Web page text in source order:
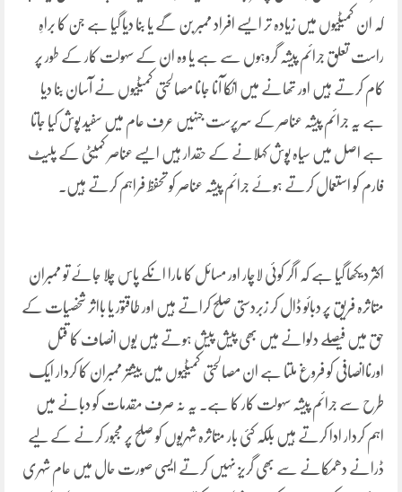
کہ ان کمیٹیوں میں زیادہ تر ایسے افراد ممبر بن گے یا بنا دیا گیا ہے جن کا براہِ
راست تعلق جرائم پیشہ گروہوں سے ہے یا وہ ان کے سہولت کار کے طور پر
کام کرتے ہیں اور تھانے میں انکا آنا جانا مصالحتی کمیٹیوں نے آسان بنا دیا
ہے یہ جرائم پیشہ عناصر کے سرپرست جنہیں عرف عام میں سفید پوش کیا جاتا
ہے اصل میں سیاہ پوش کہلانے کے حقدار ہیں ایسے عناصر کمیٹی کے پلیٹ
فارم کو استعمال کرتے ہوئے جرائم پیشہ عناصر کو تحفظ فراہم کرتے ہیں۔
اکثر دیکھا گیا ہے کہ اگر کوئی لاچار اور مسائل کا مارا انکے پاس چلا جائے تو ممبران
متاثرہ فریق پر دبائو ڈال کر زبردستی صلح کراتے ہیں اور طاقتور یا بااثر شخصیات کے
حق میں فیصلے دلوانے میں بھی پیش پیش ہوتے ہیں یوں انصاف کا قتل
اورناانصافی کو فروغ ملتا ہے ان مصالحتی کمیٹیوں میں بیشتر ممبران کا کردار ایک
طرح سے جرائم پیشہ سہولت کار کا ہے۔ یہ نہ صرف مقدمات کو دبانے میں
اہم کردار ادا کرتے ہیں بلکہ کئی بار متاثرہ شہریوں کو صلح پر مجبور کرنے کے لیے
ڈرانے دھمکانے سے بھی گریز نہیں کرتے ایسی صورت حال میں عام شہری